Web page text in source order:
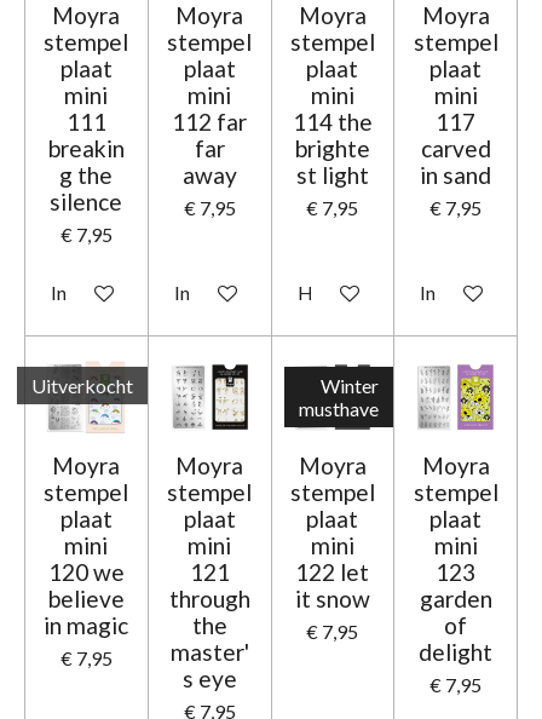
Moyra
stempel
plaat
mini
111
breakin
g the
silence
€ 7,95
In winkelwagen
Moyra
stempel
plaat
mini
112 far
far
away
€ 7,95
In winkelwagen
Moyra
stempel
plaat
mini
114 the
brighte
st light
€ 7,95
Houd mij op de hoogte
Moyra
stempel
plaat
mini
117
carved
in sand
€ 7,95
In
Uitverkocht
Moyra
stempel
plaat
mini
120 we
believe
in magic
€ 7,95
Moyra
stempel
plaat
mini
121
through
the
master'
s eye
€ 7,95
Winter
musthave
Moyra
stempel
plaat
mini
122 let
it snow
€ 7,95
Moyra
stempel
plaat
mini
123
garden
of
delight
€ 7,95